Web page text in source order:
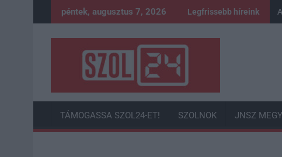
to
péntek, augusztus 7, 2026 Legfrissebb híreink
TÁMOGASSA SZOL24-ET! SZOLNOK JNSZ